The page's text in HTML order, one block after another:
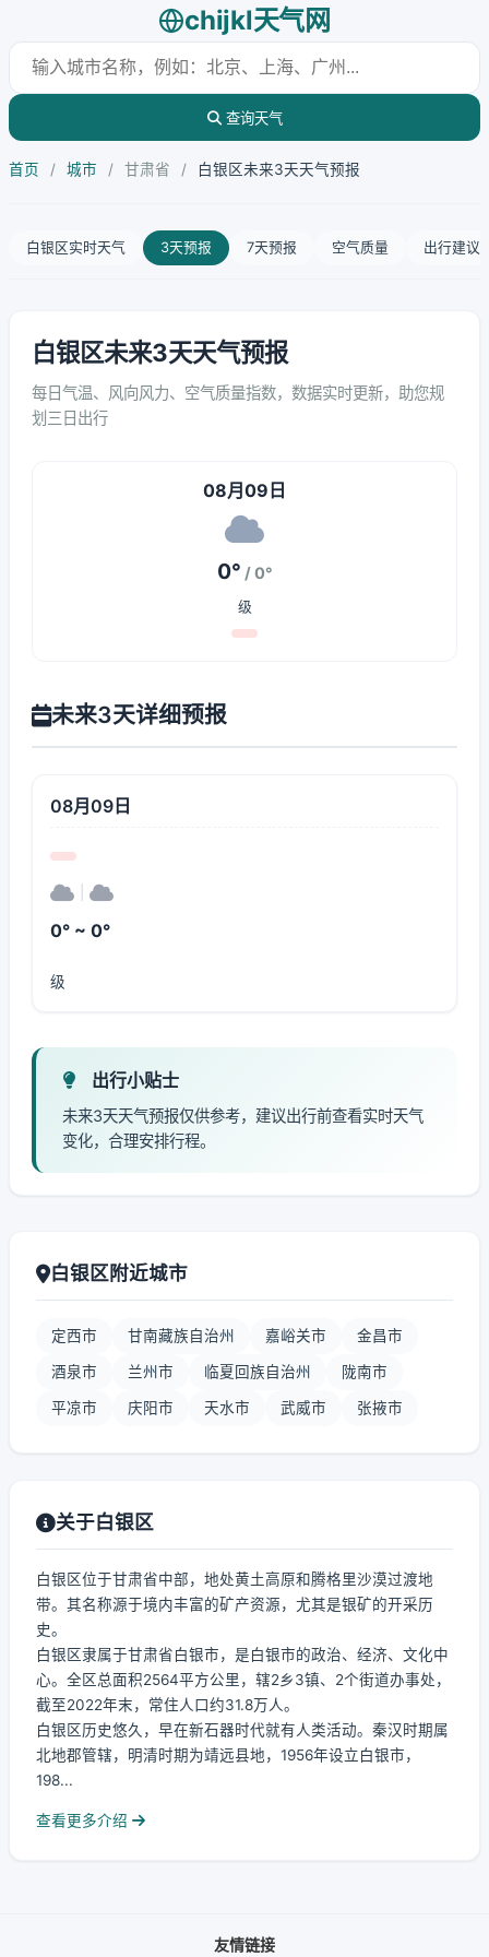
chijkl天气网
查询天气
首页 / 城市 / 甘肃省 / 白银区未来3天天气预报
白银区实时天气 3天预报 7天预报 空气质量 出行建议
白银区未来3天天气预报
每日气温、风向风力、空气质量指数，数据实时更新，助您规
划三日出行
08月09日
0° / 0°
级
未来3天详细预报
08月09日
0° ~ 0°
级
出行小贴士
未来3天天气预报仅供参考，建议出行前查看实时天气
变化，合理安排行程。
白银区附近城市
定西市 甘南藏族自治州 嘉峪关市 金昌市
酒泉市 兰州市 临夏回族自治州 陇南市
平凉市 庆阳市 天水市 武威市 张掖市
关于白银区
白银区位于甘肃省中部，地处黄土高原和腾格里沙漠过渡地
带。其名称源于境内丰富的矿产资源，尤其是银矿的开采历
史。
白银区隶属于甘肃省白银市，是白银市的政治、经济、文化中
心。全区总面积2564平方公里，辖2乡3镇、2个街道办事处，
截至2022年末，常住人口约31.8万人。
白银区历史悠久，早在新石器时代就有人类活动。秦汉时期属
北地郡管辖，明清时期为靖远县地，1956年设立白银市，
198...
查看更多介绍
友情链接